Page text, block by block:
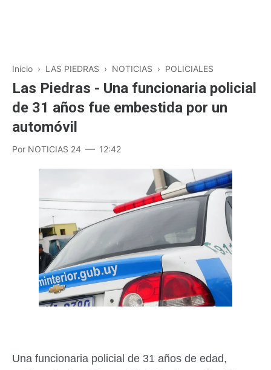
Inicio › LAS PIEDRAS › NOTICIAS › POLICIALES
Las Piedras - Una funcionaria policial
de 31 años fue embestida por un
automóvil
Por NOTICIAS 24 12:42
Una funcionaria policial de 31 años de edad,